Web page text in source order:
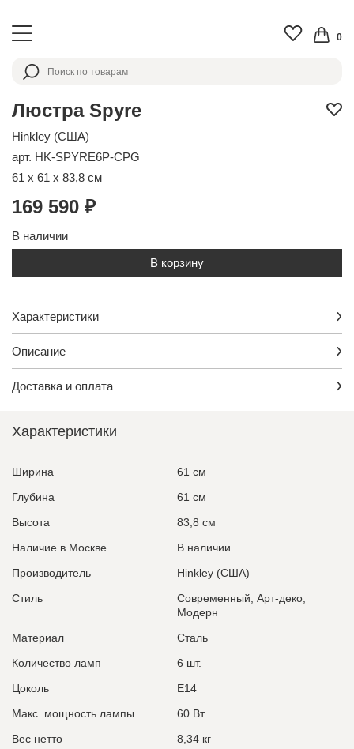
0
Люстра Spyre
Hinkley (США)
арт. HK-SPYRE6P-CPG
61 x 61 x 83,8 см
169 590 ₽
В наличии
В корзину
Характеристики
Описание
Доставка и оплата
Характеристики
Ширина
61 см
Глубина
61 см
Высота
83,8 см
Наличие в Москве
В наличии
Производитель
Hinkley (США)
Стиль
Современный, Арт-деко,
Модерн
Материал
Сталь
Количество ламп
6 шт.
Цоколь
E14
Макс. мощность лампы
60 Вт
Вес нетто
8,34 кг